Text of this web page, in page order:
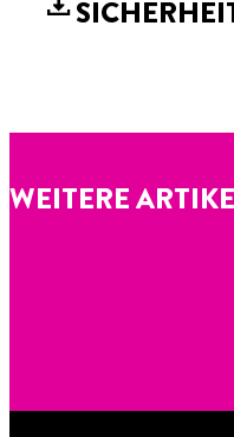
WEITERE